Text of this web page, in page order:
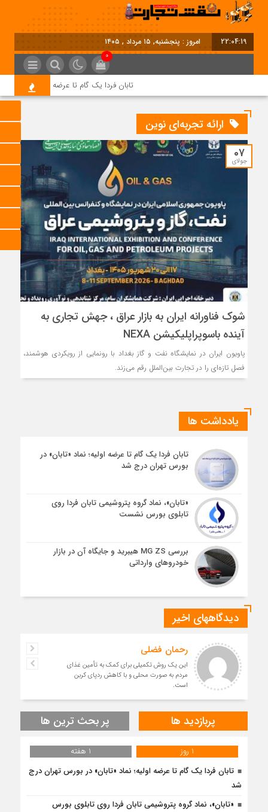
22:04:19 امروز : پنجشنبه, ۱۵ مرداد , ۱۴۰۵
0
تابان فردا یک گام تا عرضه اولیه؛ نماد
ارائه تجربه‌ای نوین
07
جولای
شوک فناورانه ایران به بازار عراق ، جهش تجاری به
آینده باسوپراپلیکیشن NEXA
پاویون ایران در نمایشگاه نفت و گاز بغداد با رونمایی از رویکردی هوشمند،
فصل تازه‌ای را در تجارت بین‌الملل رقم می‌زند.
یادداشت ها
تابان فردا یک گام تا عرضه اولیه؛ نماد «تابان» در
بورس تهران درج شد
«تابان»، نماد گروه پتروشیمی تابان فردا روی
تابلوی بورس نشست
بررسی MG ZS هیبرید و جایگاه آن در بازار
خودروهای وارداتی
دیدگاههای اخیر
رحمان فضلی
این یک روش تکمیلی برای کمک به تأمین غذای
مردم به صورت محلی و با کاهش ردپای کربن
است.
پربازدید ها پر بحث ترین ها
1 روز
1 هفته
تابان فردا یک گام تا عرضه اولیه؛ نماد «تابان» در بورس تهران درج
شد
«تابان»، نماد گروه پتروشیمی تابان فردا روی تابلوی بورس